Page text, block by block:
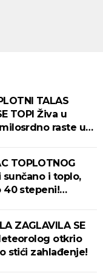
TALAS
TOPI Živa u
raste u
TOPLOTNOG
sunčano i toplo,
40 stepeni!
ZAGLAVILA SE
otkrio
stići zahlađenje!